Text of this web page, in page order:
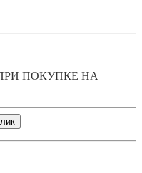
ПОКУПКЕ НА